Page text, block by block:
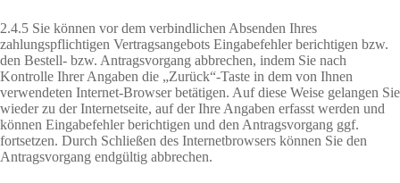
2.4.5 Sie können vor dem verbindlichen Absenden Ihres
zahlungspflichtigen Vertragsangebots Eingabefehler berichtigen bzw.
den Bestell- bzw. Antragsvorgang abbrechen, indem Sie nach
Kontrolle Ihrer Angaben die „Zurück“-Taste in dem von Ihnen
verwendeten Internet-Browser betätigen. Auf diese Weise gelangen Sie
wieder zu der Internetseite, auf der Ihre Angaben erfasst werden und
können Eingabefehler berichtigen und den Antragsvorgang ggf.
fortsetzen. Durch Schließen des Internetbrowsers können Sie den
Antragsvorgang endgültig abbrechen.